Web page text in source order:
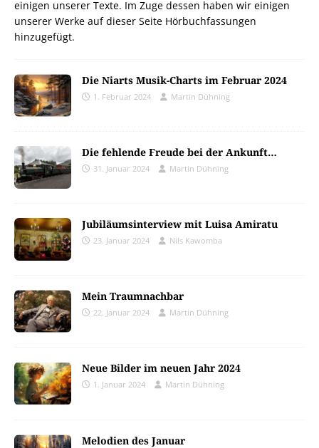
einigen unserer Texte. Im Zuge dessen haben wir einigen
unserer Werke auf dieser Seite Hörbuchfassungen
hinzugefügt.
Die Niarts Musik-Charts im Februar 2024
1. Februar 2024 Martin Dühning
Die fehlende Freude bei der Ankunft…
31. Januar 2024 Martin Dühning
Jubiläumsinterview mit Luisa Amiratu
23. Januar 2024 Nils Kawomba
Mein Traumnachbar
22. Januar 2024 Martin Dühning
Neue Bilder im neuen Jahr 2024
1. Januar 2024 Martin Dühning
Melodien des Januar